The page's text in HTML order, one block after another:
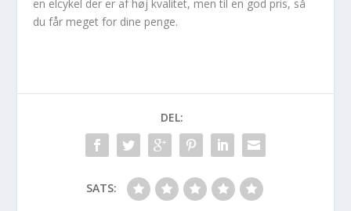
en elcykel der er af høj kvalitet, men til en god pris, så
du får meget for dine penge.
DEL:
SATS: